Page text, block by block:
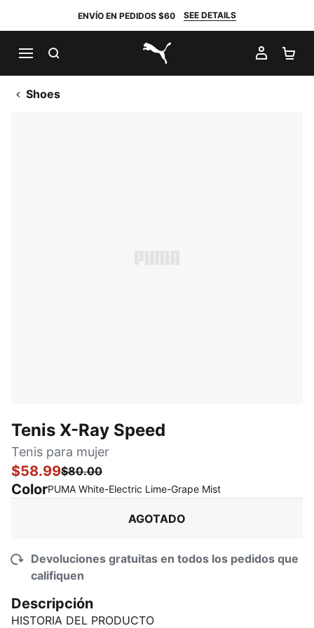
ENVÍO EN PEDIDOS $60 SEE DETAILS
PUMA.com
MI
Shoes
Tenis X-Ray Speed
Tenis para mujer
$58.99$80.00
ColorPUMA White-Electric Lime-Grape Mist:
AGOTADO
Devoluciones gratuitas en todos los pedidos que
califiquen
Descripción
HISTORIA DEL PRODUCTO